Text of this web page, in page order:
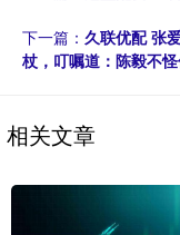
下一篇： 久联优配 张
杖，叮嘱道：陈毅不
相关文章